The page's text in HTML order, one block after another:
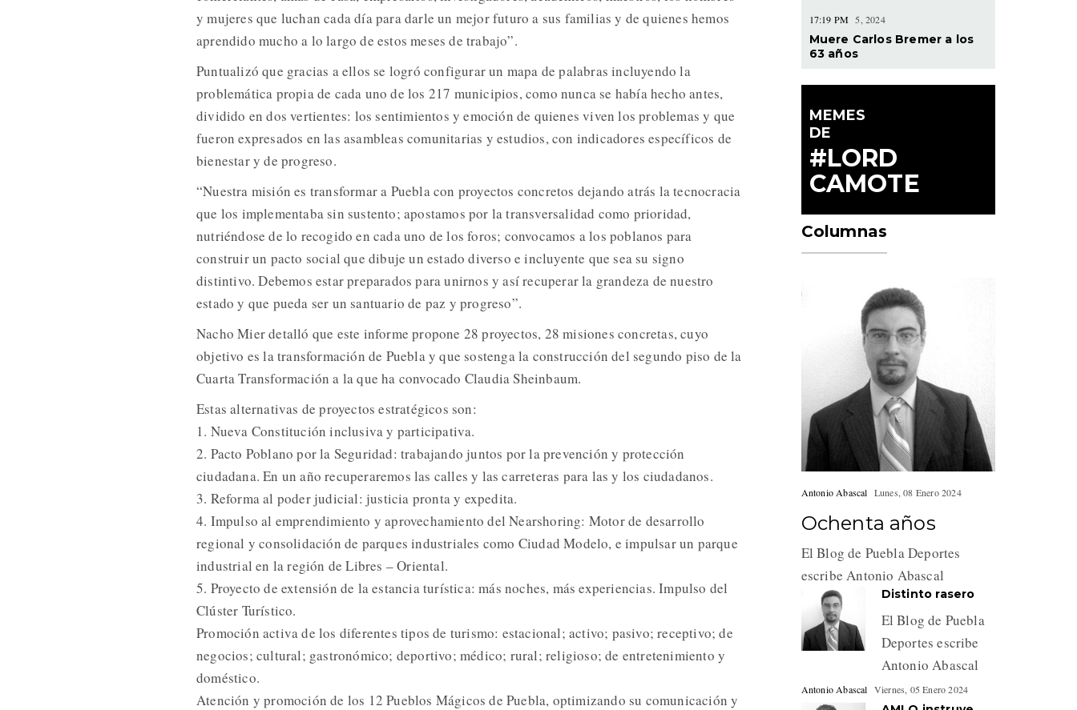
y mujeres que luchan cada día para darle un mejor futuro a sus familias y de quienes hemos
aprendido mucho a lo largo de estos meses de trabajo”.
Puntualizó que gracias a ellos se logró configurar un mapa de palabras incluyendo la
problemática propia de cada uno de los 217 municipios, como nunca se había hecho antes,
dividido en dos vertientes: los sentimientos y emoción de quienes viven los problemas y que
fueron expresados en las asambleas comunitarias y estudios, con indicadores específicos de
bienestar y de progreso.
“Nuestra misión es transformar a Puebla con proyectos concretos dejando atrás la tecnocracia
que los implementaba sin sustento; apostamos por la transversalidad como prioridad,
nutriéndose de lo recogido en cada uno de los foros; convocamos a los poblanos para
construir un pacto social que dibuje un estado diverso e incluyente que sea su signo
distintivo. Debemos estar preparados para unirnos y así recuperar la grandeza de nuestro
estado y que pueda ser un santuario de paz y progreso”.
Nacho Mier detalló que este informe propone 28 proyectos, 28 misiones concretas, cuyo
objetivo es la transformación de Puebla y que sostenga la construcción del segundo piso de la
Cuarta Transformación a la que ha convocado Claudia Sheinbaum.
Estas alternativas de proyectos estratégicos son:
1. Nueva Constitución inclusiva y participativa.
2. Pacto Poblano por la Seguridad: trabajando juntos por la prevención y protección
ciudadana. En un año recuperaremos las calles y las carreteras para las y los ciudadanos.
3. Reforma al poder judicial: justicia pronta y expedita.
4. Impulso al emprendimiento y aprovechamiento del Nearshoring: Motor de desarrollo
regional y consolidación de parques industriales como Ciudad Modelo, e impulsar un parque
industrial en la región de Libres – Oriental.
5. Proyecto de extensión de la estancia turística: más noches, más experiencias. Impulso del
Clúster Turístico.
Promoción activa de los diferentes tipos de turismo: estacional; activo; pasivo; receptivo; de
negocios; cultural; gastronómico; deportivo; médico; rural; religioso; de entretenimiento y
doméstico.
Atención y promoción de los 12 Pueblos Mágicos de Puebla, optimizando su comunicación y
17:19 PM 5, 2024
Muere Carlos Bremer a los
63 años
MEMES
DE
#LORD
CAMOTE
Columnas
Antonio Abascal Lunes, 08 Enero 2024
Ochenta años
El Blog de Puebla Deportes
escribe Antonio Abascal
Distinto rasero
El Blog de Puebla
Deportes escribe
Antonio Abascal
Antonio Abascal Viernes, 05 Enero 2024